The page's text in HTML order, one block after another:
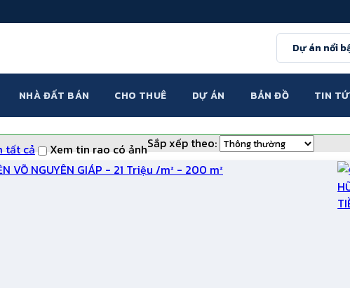
Dự án nổi
NHÀ ĐẤT BÁN CHO THUÊ DỰ ÁN BẢN ĐỒ TIN
tất cả Xem tin rao có ảnhSắp xếp theo: